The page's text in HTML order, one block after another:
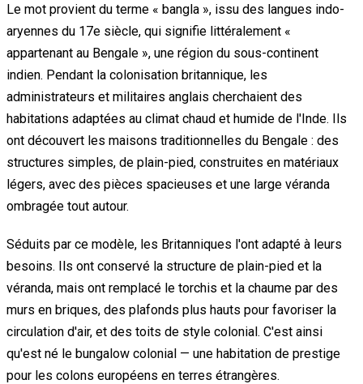
Le mot provient du terme « bangla », issu des langues indo-
aryennes du 17e siècle, qui signifie littéralement «
appartenant au Bengale », une région du sous-continent
indien. Pendant la colonisation britannique, les
administrateurs et militaires anglais cherchaient des
habitations adaptées au climat chaud et humide de l'Inde. Ils
ont découvert les maisons traditionnelles du Bengale : des
structures simples, de plain-pied, construites en matériaux
légers, avec des pièces spacieuses et une large véranda
ombragée tout autour.
Séduits par ce modèle, les Britanniques l'ont adapté à leurs
besoins. Ils ont conservé la structure de plain-pied et la
véranda, mais ont remplacé le torchis et la chaume par des
murs en briques, des plafonds plus hauts pour favoriser la
circulation d'air, et des toits de style colonial. C'est ainsi
qu'est né le bungalow colonial — une habitation de prestige
pour les colons européens en terres étrangères.